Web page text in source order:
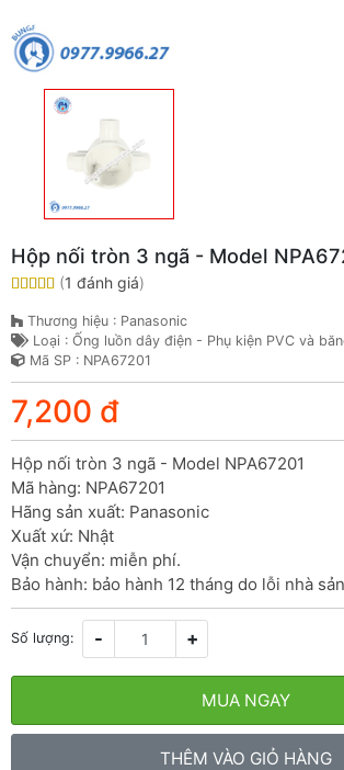
Hộp nối tròn 3 ngã - Model
(1 đánh giá)
Thương hiệu : Panasonic
Loại : Ống luồn dây điện - Phụ kiện PVC và
Mã SP : NPA67201
7,200 đ
Hộp nối tròn 3 ngã - Model NPA67201
Mã hàng: NPA67201
Hãng sản xuất: Panasonic
Xuất xứ: Nhật
Vận chuyển: miễn phí.
Bảo hành: bảo hành 12 tháng do lỗi nhà
Số lượng: - +
MUA NGAY
THÊM VÀO GIỎ HÀNG